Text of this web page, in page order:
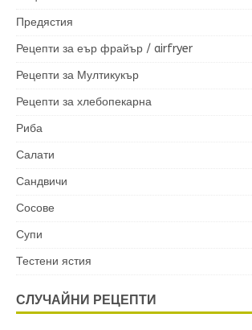
Предястия
Рецепти за еър фрайър / airfryer
Рецепти за Мултикукър
Рецепти за хлебопекарна
Риба
Салати
Сандвичи
Сосове
Супи
Тестени ястия
СЛУЧАЙНИ РЕЦЕПТИ